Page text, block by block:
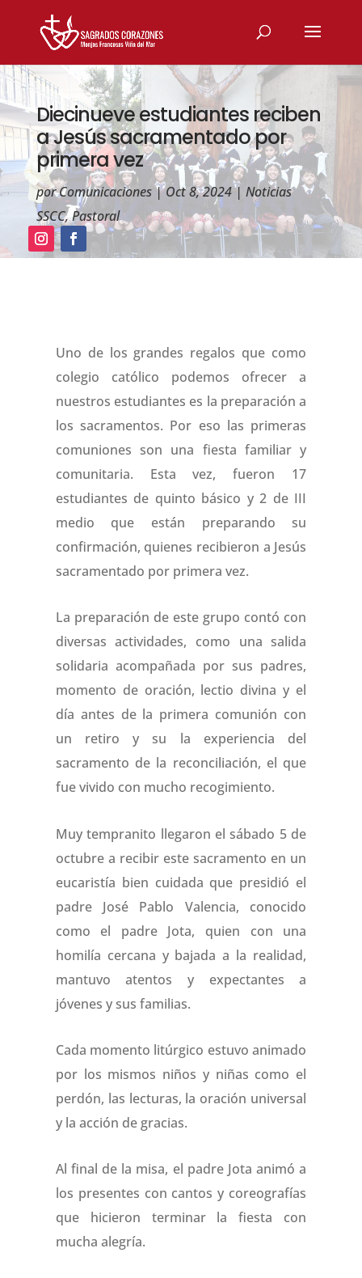
Diecinueve estudiantes reciben
a Jesús sacramentado por
primera vez
porComunicaciones|Oct 8, 2024| Noticias
SSCC,Pastoral
Uno de los grandes regalos que como
colegio católico podemos ofrecer a
nuestros estudiantes es la preparación a
los sacramentos. Por eso las primeras
comuniones son una fiesta familiar y
comunitaria. Esta vez, fueron 17
estudiantes de quinto básico y 2 de III
medio que están preparando su
confirmación, quienes recibieron a Jesús
sacramentado por primera vez.
La preparación de este grupo contó con
diversas actividades, como una salida
solidaria acompañada por sus padres,
momento de oración, lectio divina y el
día antes de la primera comunión con
un retiro y su la experiencia del
sacramento de la reconciliación, el que
fue vivido con mucho recogimiento.
Muy tempranito llegaron el sábado 5 de
octubre a recibir este sacramento en un
eucaristía bien cuidada que presidió el
padre José Pablo Valencia, conocido
como el padre Jota, quien con una
homilía cercana y bajada a la realidad,
mantuvo atentos y expectantes a
jóvenes y sus familias.
Cada momento litúrgico estuvo animado
por los mismos niños y niñas como el
perdón, las lecturas, la oración universal
y la acción de gracias.
Al final de la misa, el padre Jota animó a
los presentes con cantos y coreografías
que hicieron terminar la fiesta con
mucha alegría.